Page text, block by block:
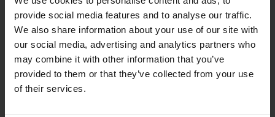
provide social media features and to analyse our traffic.
We also share information about your use of our site with
our social media, advertising and analytics partners who
may combine it with other information that you’ve
provided to them or that they’ve collected from your use
of their services.
comfort en minder vermoeidheid worden gerealiseerd door
circa vijf procent extra voetenruimte, geoptimaliseerde
pedaalposities en nieuwe stoelvarianten, waaronder
premiumstoelen met luchtvering. Dankzij een van het chassis
ontkoppelde cabine worden trillingen en geluidsniveaus
aanzienlijk gereduceerd. Dit verlaagt de geluidsdruk in de
cabine merkbaar – een belangrijk voordeel bij lange
inzetduur en meerploegendiensten.